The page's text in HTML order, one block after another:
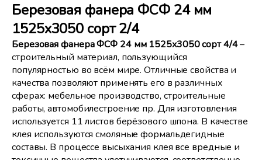
Березовая фанера ФСФ 24 мм
1525x3050 сорт 2/4
Березовая фанера ФСФ 24 мм 1525x3050 сорт 4/4–
строительный материал, пользующийся
популярностью во всём мире. Отличные свойства и
качества позволяют применять его в различных
сферах: мебельное производство, строительные
работы, автомобилестроение пр. Для изготовления
используется 11 листов берёзового шпона. В качестве
клея используются смоляные формальдегидные
составы. В процессе высыхания клея все вредные и